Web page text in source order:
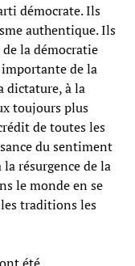
démocrate. Ils
authentique. Ils
la démocratie
de la
dictature, à la
toujours plus
de toutes les
du sentiment
résurgence de la
le monde en se
traditions les